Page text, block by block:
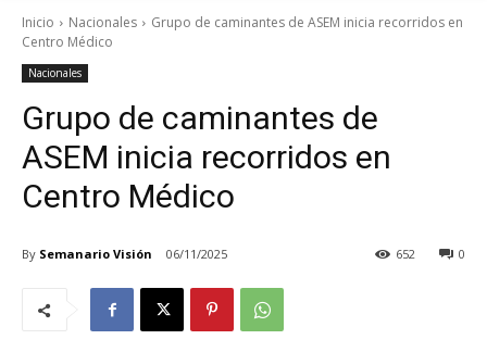
Inicio Nacionales
Grupo de caminantes de ASEM inicia recorridos en
Centro Médico
Nacionales
Grupo de caminantes de
ASEM inicia recorridos en
Centro Médico
By Semanario Visión 06/11/2025 0
652